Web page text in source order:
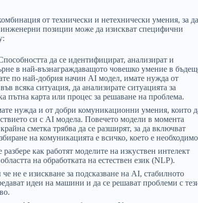
от технически и нетехнически умения, за да
позиции може да изискват специфични
да се идентифицират, анализират и
в най-възнаграждаващото човешко умение в
по най-добрия начин AI модел, имате нужда от
всяка ситуация, да анализирате ситуацията за
пътна карта или процес за решаване на проблема.
нужда и от добри комуникационни умения, които
си с AI модела. Повечето модели в момента
сметка трябва да се разширят, за да включват
на комуникацията е всичко, което е
как работят моделите на изкуствен интелект
на обработката на естествен език (NLP).
не е изискване за подсказване на AI, стабилното
идеи на машини и да се решават проблеми с